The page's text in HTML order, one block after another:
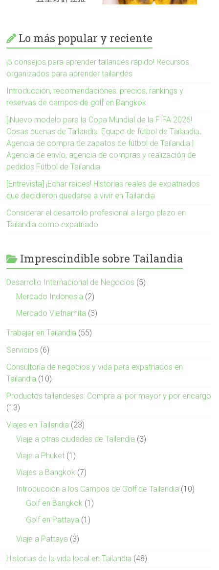
Lo más popular y reciente
¡5 consejos para aprender tailandés rápido! Recursos
organizados para aprender tailandés
Introducción, recomendaciones, precios, rankings y
reservas de campos de golf en Bangkok
[¡Nuevo modelo para la Copa Mundial de la FIFA 2026!
Cosas buenas de Tailandia: Equipo de fútbol de Tailandia,
Agencia de compra de zapatos de fútbol de Tailandia |
Agencia de envío, agencia de compras y realización de
pedidos Fútbol de Tailandia
[Entrevista] ¡Echar raíces! Historias reales de expatriados
que decidieron quedarse a vivir en Tailandia
Considerar el desarrollo profesional a largo plazo en
Tailandia como expatriado
Imprescindible sobre Tailandia
Desarrollo Internacional de Negocios (5)
Mercado Indonesia (2)
Mercado Vietnamita (3)
Trabajar en Tailandia (55)
Servicios (6)
Consultoría de negocios y vida para expatriados en
Tailandia (10)
Productos tailandeses: Compra al por mayor y por encargo
(13)
Viajes en Tailandia (23)
Viaje a otras ciudades de Tailandia (3)
Viaje a Phuket (1)
Viajes a Bangkok (7)
Introducción a los Campos de Golf de Tailandia (10)
Golf en Bangkok (1)
Golf en Pattaya (1)
Viaje a Pattaya (3)
Historias de la vida local en Tailandia (48)